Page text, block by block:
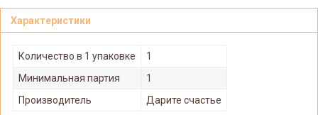
Характеристики
Количество в 1 упаковке
1
Минимальная партия
1
Производитель
Дарите счастье